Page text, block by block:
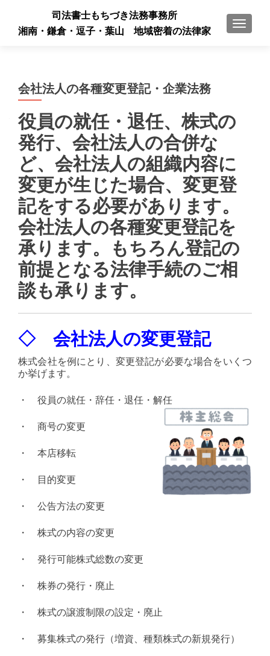
ナビゲ
司法書士もちづき法務事務所
湘南・鎌倉・逗子・葉山 地域密着の法律家
会社法人の各種変更登記・企業法務
役員の就任・退任、株式の
発行、会社法人の合併な
ど、会社法人の組織内容に
変更が生じた場合、変更登
記をする必要があります。
会社法人の各種変更登記を
承ります。もちろん登記の
前提となる法律手続のご相
談も承ります。
◇ 会社法人の変更登記
株式会社を例にとり、変更登記が必要な場合をいくつ
か挙げます。
・ 役員の就任・辞任・退任・解任
・ 商号の変更
・ 本店移転
・ 目的変更
・ 公告方法の変更
・ 株式の内容の変更
・ 発行可能株式総数の変更
・ 株券の発行・廃止
・ 株式の譲渡制限の設定・廃止
・ 募集株式の発行（増資、種類株式の新規発行）